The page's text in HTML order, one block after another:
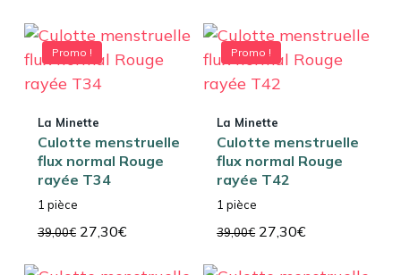
initial
était :
39,00€.
actuel
est :
initial
était :
39,00€.
actuel
est :
Promo !
La Minette
Culotte menstruelle
flux normal Rouge
rayée T34
1 pièce
39,00€ Le
27,30€Le
Promo !
La Minette
Culotte menstruelle
flux normal Rouge
rayée T42
1 pièce
39,00€ Le
27,30€Le